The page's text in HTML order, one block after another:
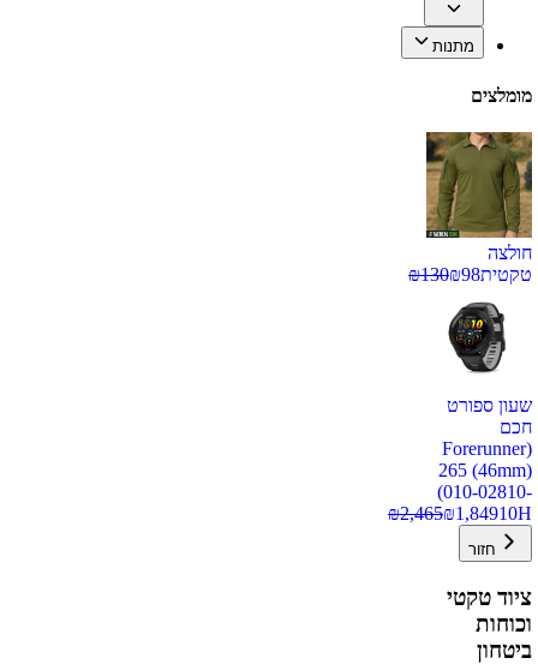
מתנות
מומלצים
חולצה
טקטית
₪98
₪130
שעון ספורט
חכם
(Forerunner
265 (46mm)
(010-02810-
10H
₪1,849
₪2,465
חזור
ציוד טקטי
וכוחות
ביטחון